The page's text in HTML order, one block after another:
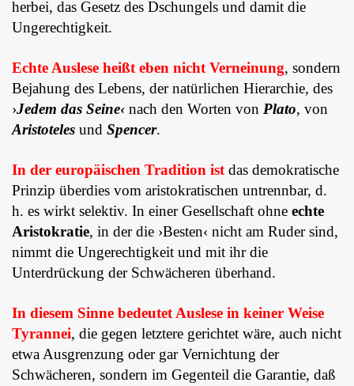
herbei, das Gesetz des Dschungels und damit die
Ungerechtigkeit.
Echte Auslese heißt eben nicht Verneinung, sondern
Bejahung des Lebens, der natürlichen Hierarchie, des
›Jedem das Seine‹ nach den Worten von Plato, von
Aristoteles und Spencer.
In der europäischen Tradition ist das demokratische
Prinzip überdies vom aristokratischen untrennbar, d.
h. es wirkt selektiv. In einer Gesellschaft ohne echte
Aristokratie, in der die ›Besten‹ nicht am Ruder sind,
nimmt die Ungerechtigkeit und mit ihr die
Unterdrückung der Schwäche­ren überhand.
In diesem Sinne bedeutet Auslese in keiner Weise
Tyran­nei, die gegen letztere gerichtet wäre, auch nicht
etwa Ausgrenzung oder gar Ver­nich­tung der
Schwächeren, sondern im Gegenteil die Garantie, daß